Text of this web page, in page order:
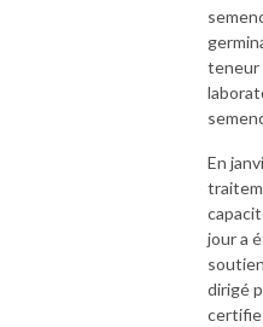
teneur
En
jour a
dirigé
certifie